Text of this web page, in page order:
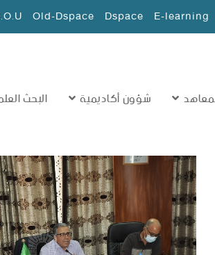
E-learning
Dspace
Old-Dspace
شؤون أكاديمية البحث